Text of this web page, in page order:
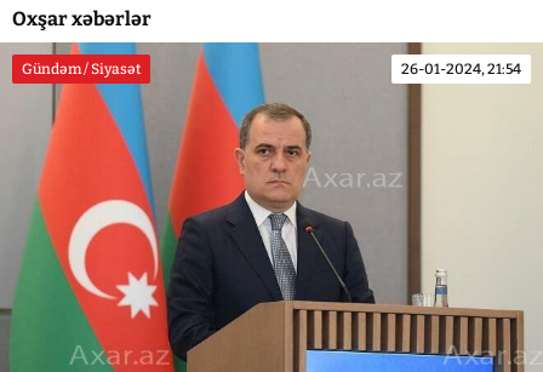
Oxşar xəbərlər
Gündəm / Siyasət 26-01-2024, 21:54